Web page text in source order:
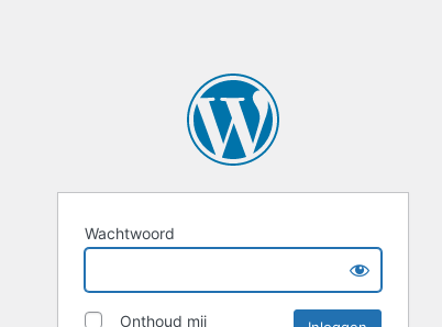
Wachtwoord
Onthoud mij